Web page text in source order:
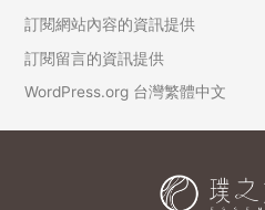
訂閱網站內容的資訊提供
訂閱留言的資訊提供
WordPress.org 台灣繁體中文